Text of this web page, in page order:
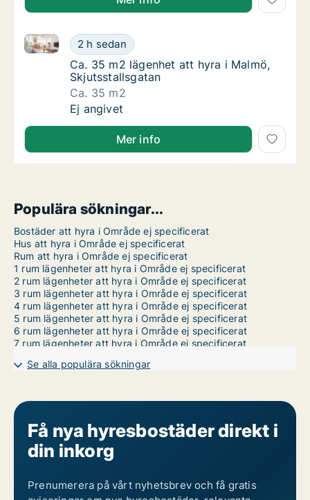
Ca. 35 m2 lägenhet att hyra i Malmö,
2 h sedan
Ca. 35 m2 lägenhet att hyra i Malmö,
Ca. 35 m2 lägenhet att hyra i Malmö,
Ca. 35 m2 lägenhet att hyra i Malmö,
Skjutsstallsgatan
Ca. 35 m2
Ca. 35 m2 lägenhet att hyra i Malmö,
Ej angivet
Mer info
Populära sökningar...
Bostäder att hyra i Område ej specificerat
Hus att hyra i Område ej specificerat
Rum att hyra i Område ej specificerat
1 rum lägenheter att hyra i Område ej specificerat
2 rum lägenheter att hyra i Område ej specificerat
3 rum lägenheter att hyra i Område ej specificerat
4 rum lägenheter att hyra i Område ej specificerat
5 rum lägenheter att hyra i Område ej specificerat
6 rum lägenheter att hyra i Område ej specificerat
7 rum lägenheter att hyra i Område ej specificerat
Se alla populära sökningar
Få nya hyresbostäder direkt i
din inkorg
Prenumerera på vårt nyhetsbrev och få gratis